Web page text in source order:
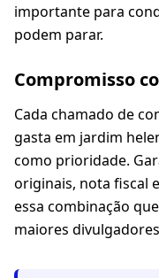
importante para
podem parar.
Compromisso
Cada chamado de
gasta em jardim
como prioridade.
originais, nota fiscal
essa combinação
maiores